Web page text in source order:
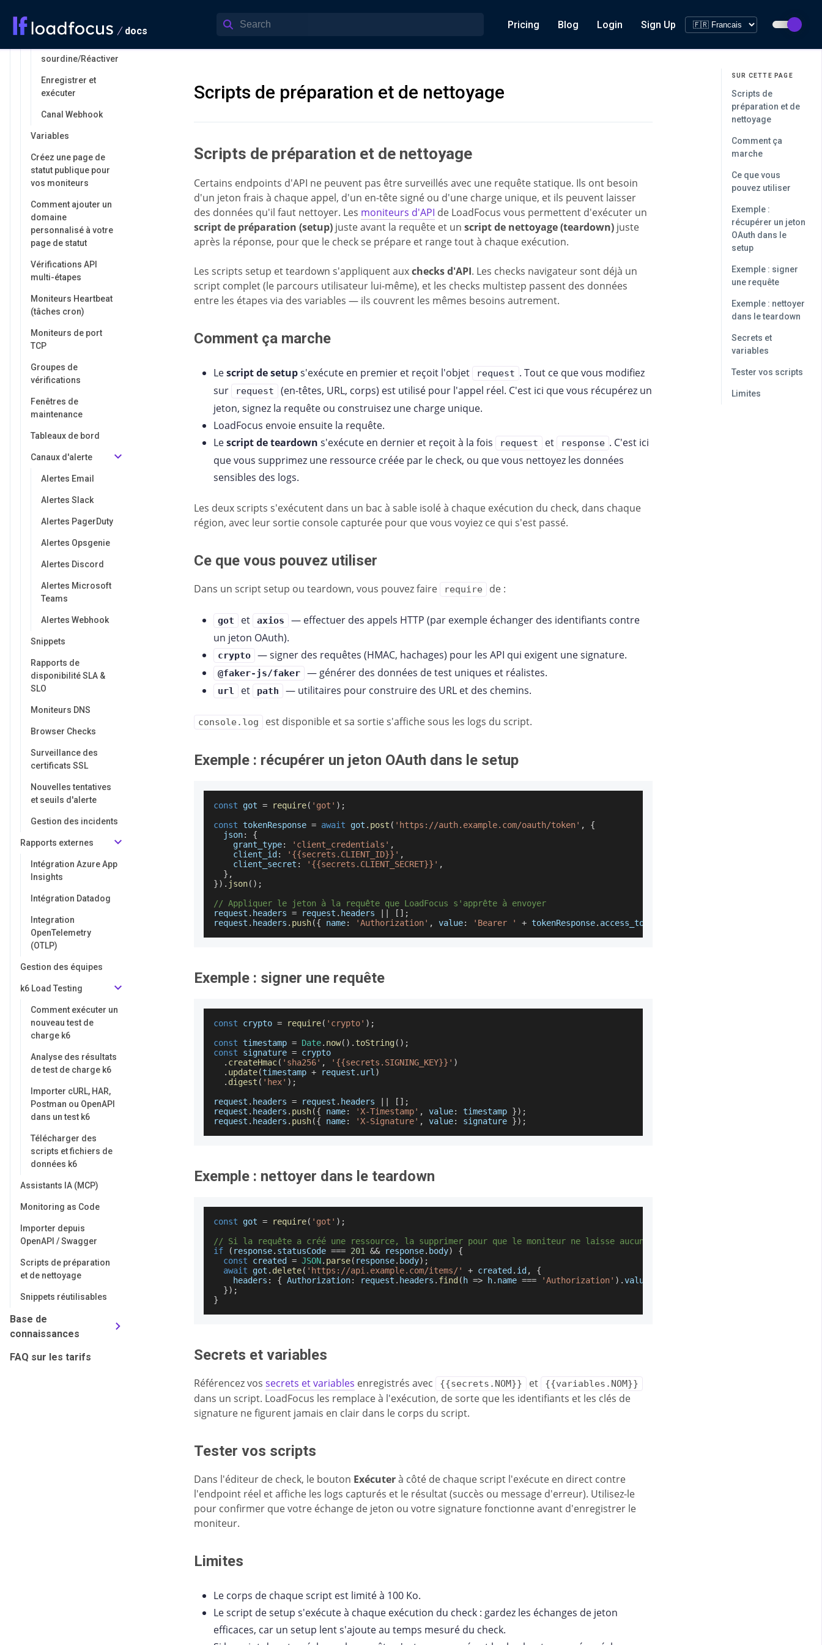
docs
Pricing Blog Login Sign Up
Activer/Désactiver
sourdine/Réactiver
Enregistrer et
exécuter
Canal Webhook
Variables
Créez une page de
statut publique pour
vos moniteurs
Comment ajouter un
domaine
personnalisé à votre
page de statut
Vérifications API
multi-étapes
Moniteurs Heartbeat
(tâches cron)
Moniteurs de port
TCP
Groupes de
vérifications
Fenêtres de
maintenance
Tableaux de bord
Canaux d'alerte
Alertes Email
Alertes Slack
Alertes PagerDuty
Alertes Opsgenie
Alertes Discord
Alertes Microsoft
Teams
Alertes Webhook
Snippets
Rapports de
disponibilité SLA &
SLO
Moniteurs DNS
Browser Checks
Surveillance des
certificats SSL
Nouvelles tentatives
et seuils d'alerte
Gestion des incidents
Rapports externes
Intégration Azure App
Insights
Intégration Datadog
Integration
OpenTelemetry
(OTLP)
Gestion des équipes
k6 Load Testing
Comment exécuter un
nouveau test de
charge k6
Analyse des résultats
de test de charge k6
Importer cURL, HAR,
Postman ou OpenAPI
dans un test k6
Télécharger des
scripts et fichiers de
données k6
Assistants IA (MCP)
Monitoring as Code
Importer depuis
OpenAPI / Swagger
Scripts de préparation
et de nettoyage
Snippets réutilisables
Base de
connaissances
FAQ sur les tarifs
Scripts de préparation et de nettoyage
Scripts de préparation et de nettoyage
Certains endpoints d'API ne peuvent pas être surveillés avec une requête statique. Ils ont besoin
d'un jeton frais à chaque appel, d'un en-tête signé ou d'une charge unique, et ils peuvent laisser
des données qu'il faut nettoyer. Les moniteurs d'API de LoadFocus vous permettent d'exécuter un
script de préparation (setup) juste avant la requête et un script de nettoyage (teardown) juste
après la réponse, pour que le check se prépare et range tout à chaque exécution.
Les scripts setup et teardown s'appliquent auxchecks d'API. Les checks navigateur sont déjà un
script complet (le parcours utilisateur lui-même), et les checks multistep passent des données
entre les étapes via des variables — ils couvrent les mêmes besoins autrement.
Comment ça marche
Lescript de setups'exécute en premier et reçoit l'objet request . Tout ce que vous modifiez
sur
request
(en-têtes, URL, corps) est utilisé pour l'appel réel. C'est ici que vous récupérez un
jeton, signez la requête ou construisez une charge unique.
LoadFocus envoie ensuite la requête.
Lescript de teardown s'exécute en dernier et reçoit à la fois request et response . C'est ici
que vous supprimez une ressource créée par le check, ou que vous nettoyez les données
sensibles des logs.
Les deux scripts s'exécutent dans un bac à sable isolé à chaque exécution du check, dans chaque
région, avec leur sortie console capturée pour que vous voyiez ce qui s'est passé.
Ce que vous pouvez utiliser
Dans un script setup ou teardown, vous pouvez faire require de :
got et axios
— effectuer des appels HTTP (par exemple échanger des identifiants contre
un jeton OAuth).
crypto — signer des requêtes (HMAC, hachages) pour les API qui exigent une signature.
@faker-js/faker — générer des données de test uniques et réalistes.
url et path — utilitaires pour construire des URL et des chemins.
console.log est disponible et sa sortie s'affiche sous les logs du script.
Exemple : récupérer un jeton OAuth dans le setup
const got = require( 'got' ) ;
const tokenResponse = await got . post ( 'https://auth.example.com/oauth/token' ,
{
json:
{
grant_type: 'client_credentials' ,
client_id : '{{secrets.CLIENT_ID}}' ,
client_secret : '{{secrets.CLIENT_SECRET}}' ,
} ,
}) . json( ) ;
// Appliquer le jeton à la requête que LoadFocus s'apprête à envoyer
request . headers = request . headers [ ] ;
request . headers . push({ name: 'Authorization' , value: 'Bearer ' + tokenResponse. access_token
Exemple : signer une requête
const crypto = require( 'crypto' ) ;
const timestamp = Date. now( ) . toString( ) ;
const signature = crypto
. createHmac( 'sha256' , '{{secrets.SIGNING_KEY}}' )
. update(timestamp + request . url )
. digest ( 'hex' ) ;
request . headers = request . headers [ ] ;
request . headers . push({ name: 'X-Timestamp' , value: timestamp }) ;
request . headers . push({ name: 'X-Signature' , value: signature }) ;
Exemple : nettoyer dans le teardown
const got = require( 'got' ) ;
// Si la requête a créé une ressource, la supprimer pour que le moniteur ne laisse aucune trace
if
( response. statusCode === 201 && response. body)
{
const created = JSON. parse( response. body) ;
await got . delete( 'https://api.example.com/items/' + created . id ,
{
headers : { Authorization: request . headers . find ( h => h. name === 'Authorization' ) .value
}) ;
}
Secrets et variables
Référencez vos secrets et variables enregistrés avec {{secrets.NOM}} et {{variables.NOM}}
dans un script. LoadFocus les remplace à l'exécution, de sorte que les identifiants et les clés de
signature ne figurent jamais en clair dans le corps du script.
Tester vos scripts
Dans l'éditeur de check, le bouton Exécuterà côté de chaque script l'exécute en direct contre
l'endpoint réel et affiche les logs capturés et le résultat (succès ou message d'erreur). Utilisez-le
pour confirmer que votre échange de jeton ou votre signature fonctionne avant d'enregistrer le
moniteur.
Limites
Le corps de chaque script est limité à 100 Ko.
Le script de setup s'exécute à chaque exécution du check : gardez les échanges de jeton
efficaces, car un setup lent s'ajoute au temps mesuré du check.
SUR CETTE PAGE
Scripts de
préparation et de
nettoyage
Comment ça
marche
Ce que vous
pouvez utiliser
Exemple :
récupérer un jeton
OAuth dans le
setup
Exemple : signer
une requête
Exemple : nettoyer
dans le teardown
Secrets et
variables
Tester vos scripts
Limites